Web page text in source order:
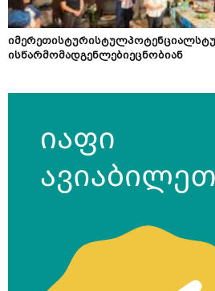
ისწარმომადგენლებიეცნობიან